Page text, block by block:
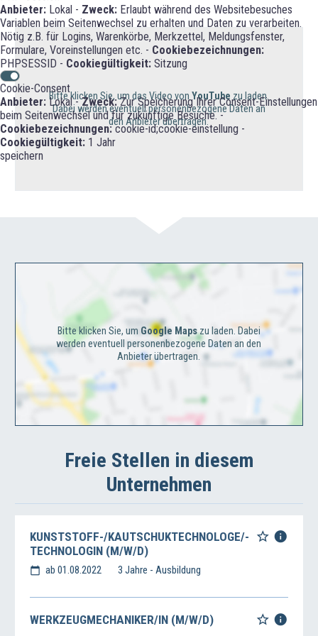
Anbieter: Lokal - Zweck: Erlaubt während des Websitebesuches
Variablen beim Seitenwechsel zu erhalten und Daten zu verarbeiten.
Nötig z.B. für Logins, Warenkörbe, Merkzettel, Meldungsfenster,
Formulare, Voreinstellungen etc. - Cookiebezeichnungen:
PHPSESSID - Cookiegültigkeit: Sitzung
Cookie-Consent
Anbieter: Lokal -Zweck:Zur Speicherung Ihrer Consent-Einstellungen
beim Seitenwechsel und für zukünftige Besuche. -
Cookiebezeichnungen:cookie-id;cookie-einstellung -
Cookiegültigkeit: 1 Jahr
speichern
Bitte klicken Sie, um das Video von YouTube zu laden.
Dabei werden eventuell personenbezogene Daten an
den Anbieter übertragen.
Bitte klicken Sie, um Google Mapszu laden. Dabei
werden eventuell personenbezogene Daten an den
Anbieter übertragen.
Freie Stellen in diesem
Unternehmen
KUNSTSTOFF-/KAUTSCHUKTECHNOLOGE/-
TECHNOLOGIN (M/W/D)
ab 01.08.2022 3 Jahre - Ausbildung
WERKZEUGMECHANIKER/IN (M/W/D)